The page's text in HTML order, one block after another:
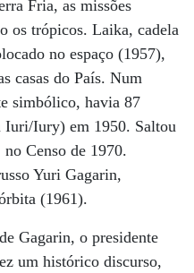
Fria, as missões
os trópicos. Laika, cadela
no espaço (1957),
casas do País. Num
simbólico, havia 87
Iuri/Iury) em 1950. Saltou
Censo de 1970.
Yuri Gagarin,
(1961).
Gagarin, o presidente
um histórico discurso,